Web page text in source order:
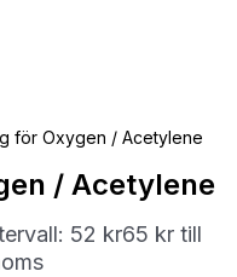
för Oxygen / Acetylene
/ Acetylene
52 kr65 kr till